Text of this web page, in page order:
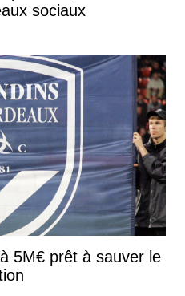
sociaux
5M€ prêt à sauver le